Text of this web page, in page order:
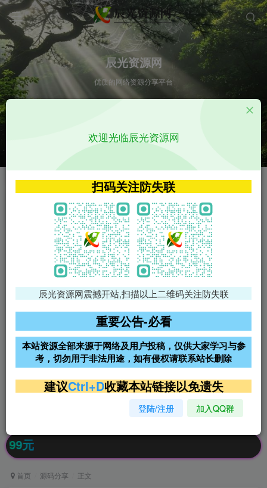
辰光资源网
优质的网络资源分享平台
VIP特权介绍 APP源码
VIP特权介绍
火
VIP特权介绍
影视源码
影视源码
免费领支付宝红包
腾讯轻量4核4G3M服务器38元/
阿里云2核2G200M服务器68元/
年
雨云高防免备案服务器
超低价文字广告位招租 超低价文字广告位招租
超低价文字广告位招租
公
首页 源码分享 正文
欢迎光临辰光资源网
扫码关注防失联
辰光资源网震撼开站,扫描以上二维码关注防失联
重要公告-必看
本站资源全部来源于网络及用户投稿，仅供大家学习与参
考，切勿用于非法用途，如有侵权请联系站长删除
建议Ctrl+D收藏本站链接以免遗失
登陆/注册 加入QQ群